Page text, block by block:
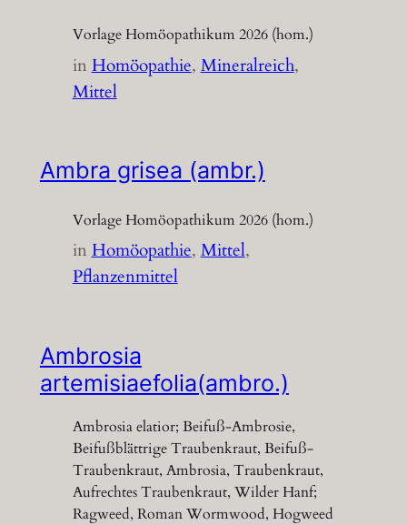
Vorlage Homöopathikum 2026 (hom.)
inHomöopathie, Mineralreich
Mittel
Ambra grisea (ambr.)
Vorlage Homöopathikum 2026 (hom.)
inHomöopathie, Mittel
Pflanzenmittel
Ambrosia
artemisiaefolia(ambro.)
Ambrosia elatior; Beifuß-Ambrosie,
Beifußblättrige Traubenkraut, Beifuß-
Traubenkraut, Ambrosia, Traubenkraut,
Aufrechtes Traubenkraut, Wilder Hanf;
Ragweed, Roman Wormwood, Hogweed